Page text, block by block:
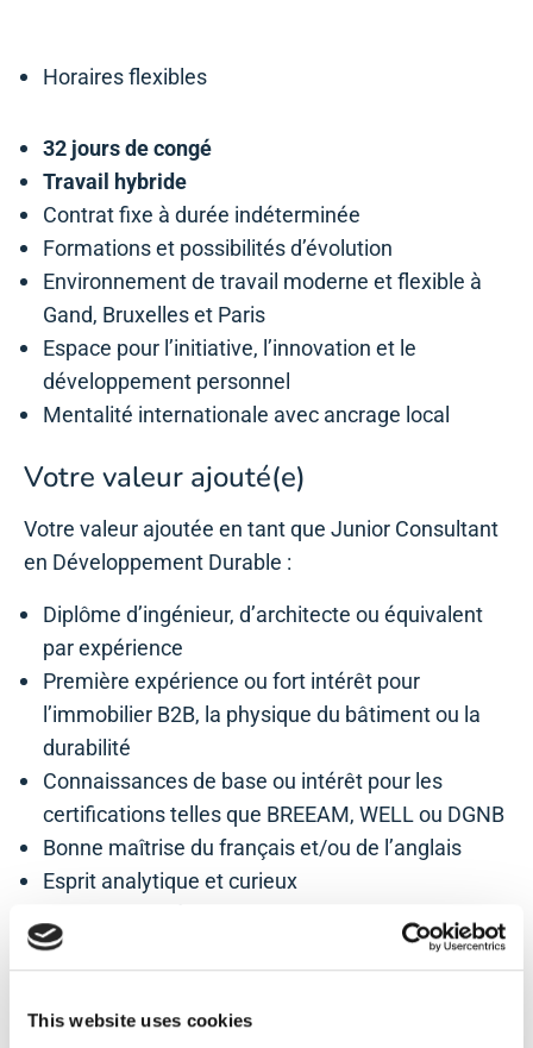
This website uses cookies
Horaires flexibles
32 jours de congé
Travail hybride
Contrat fixe à durée indéterminée
Formations et possibilités d’évolution
Environnement de travail moderne et flexible à
Gand, Bruxelles et Paris
Espace pour l’initiative, l’innovation et le
développement personnel
Mentalité internationale avec ancrage local
Votre valeur ajouté(e)
Votre valeur ajoutée en tant que Junior Consultant
en Développement Durable :
Diplôme d’ingénieur, d’architecte ou équivalent
par expérience
Première expérience ou fort intérêt pour
l’immobilier B2B, la physique du bâtiment ou la
durabilité
Connaissances de base ou intérêt pour les
certifications telles que BREEAM, WELL ou DGNB
Bonne maîtrise du français et/ou de l’anglais
Esprit analytique et curieux
esprit d’équipe
esprit d’équipe